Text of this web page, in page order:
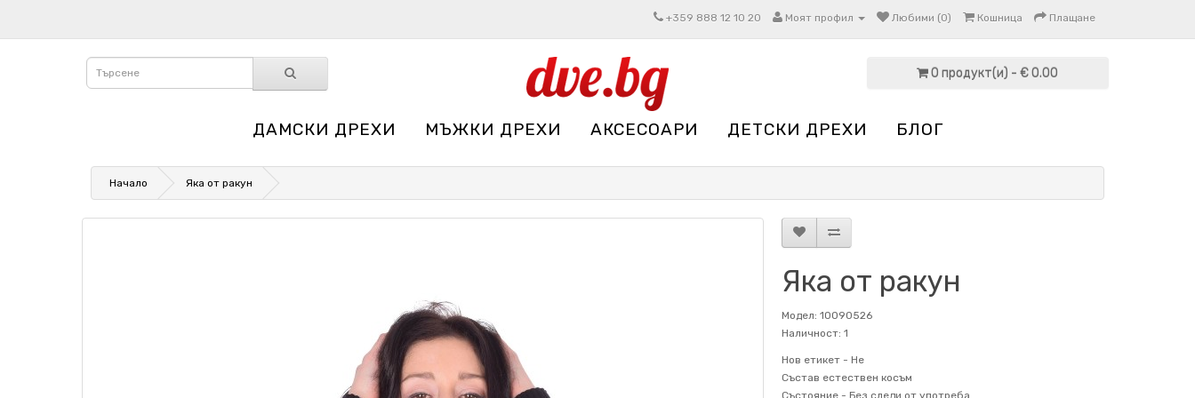
+359 888 12 10 20 Моят профил Любими (0) Кошница Плащане
0 продукт(и) - € 0.00
ДАМСКИ ДРЕХИ МЪЖКИ ДРЕХИ АКСЕСОАРИ ДЕТСКИ ДРЕХИ БЛОГ
Начало Яка от ракун
Яка от ракун
Модел: 10090526
Наличност: 1
Нов етикет - Не
Състав естествен косъм
Състояние - Без следи от употреба.